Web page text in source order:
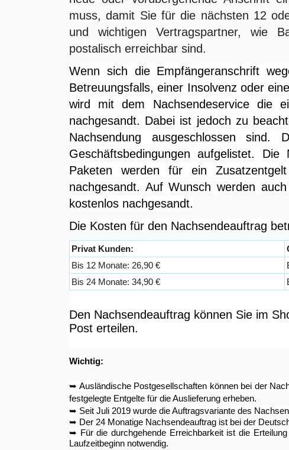
muss, damit Sie für die nächsten 12
und wichtigen Vertragspartner, wie
postalisch erreichbar sind.
Wenn sich die Empfängeranschrift
Betreuungsfalls, einer Insolvenz oder
wird mit dem Nachsendeservice die
nachgesandt. Dabei ist jedoch zu
Nachsendung ausgeschlossen
Geschäftsbedingungen aufgelistet. Die
Paketen werden für ein
nachgesandt. Auf Wunsch werden
kostenlos nachgesandt.
Die Kosten für den Nachsendeauftrag
Privat Kunden:
Bis 12 Monate: 26,90 €
Bis 24 Monate: 34,90 €
Den Nachsendeauftrag können Sie im
Post erteilen.
Wichtig:
➥ Ausländische Postgesellschaften können bei der
festgelegte Entgelte für die Auslieferung erheben.
➥ Seit Juli 2019 wurde die Auftragsvariante des
➥ Der 24 Monatige Nachsendeauftrag ist bei der
➥ Für die durchgehende Erreichbarkeit ist die
Laufzeitbeginn notwendig.